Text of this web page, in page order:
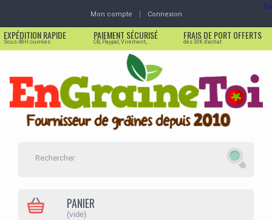
Mon compte Connexion
EXPÉDITION RAPIDE
Sous 48H ouvrées
PAIEMENT SÉCURISÉ
CB, Paypal, Virement,...
FRAIS DE PORT OFFERTS
dès 30€ d'achat
PANIER
(vide)